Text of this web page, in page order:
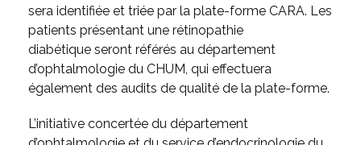
sera identifiée et triée par la plate-forme CARA. Les
patients présentant une rétinopathie
diabétique seront référés au département
d’ophtalmologie du CHUM, qui effectuera
également des audits de qualité de la plate-forme.
L’initiative concertée du département